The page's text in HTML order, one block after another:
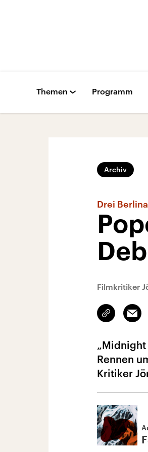
Themen Programm
Archiv
Drei
Filmkritiker
Link
kopieren/
Email
„Midnight
Rennen
Kritiker